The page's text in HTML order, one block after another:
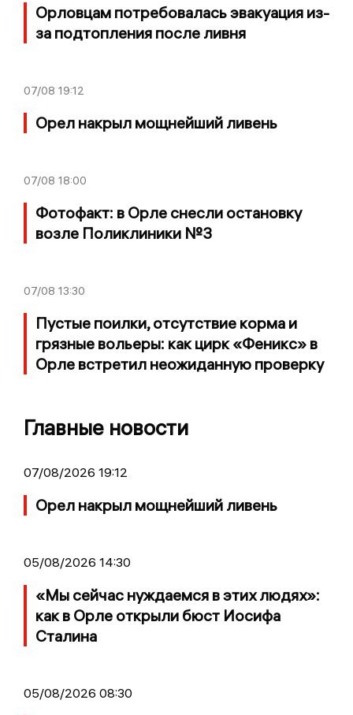
Орловцам потребовалась эвакуация из-
за подтопления после ливня
07/08 19:12
Орел накрыл мощнейший ливень
07/08 18:00
Фотофакт: в Орле снесли остановку
возле Поликлиники №3
07/08 13:30
Пустые поилки, отсутствие корма и
грязные вольеры: как цирк «Феникс» в
Орле встретил неожиданную проверку
Главные новости
07/08/2026 19:12
Орел накрыл мощнейший ливень
05/08/2026 14:30
«Мы сейчас нуждаемся в этих людях»:
как в Орле открыли бюст Иосифа
Сталина
05/08/2026 08:30